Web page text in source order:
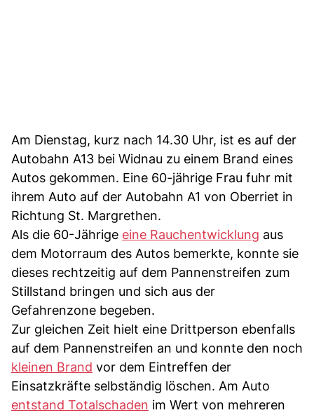
Am Dienstag, kurz nach 14.30 Uhr, ist es auf der
Autobahn A13 bei Widnau zu einem Brand eines
Autos gekommen. Eine 60-jährige Frau fuhr mit
ihrem Auto auf der Autobahn A1 von Oberriet in
Richtung St. Margrethen.
Als die 60-Jährige eine Rauchentwicklung aus
dem Motorraum des Autos bemerkte, konnte sie
dieses rechtzeitig auf dem Pannenstreifen zum
Stillstand bringen und sich aus der
Gefahrenzone begeben.
Zur gleichen Zeit hielt eine Drittperson ebenfalls
auf dem Pannenstreifen an und konnte den noch
kleinen Brand vor dem Eintreffen der
Einsatzkräfte selbständig löschen. Am Auto
entstand Totalschaden im Wert von mehreren